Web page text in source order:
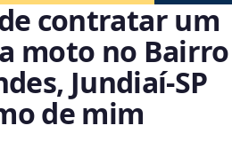
contratar um
moto no Bairro
Jundiaí‑SP
de mim